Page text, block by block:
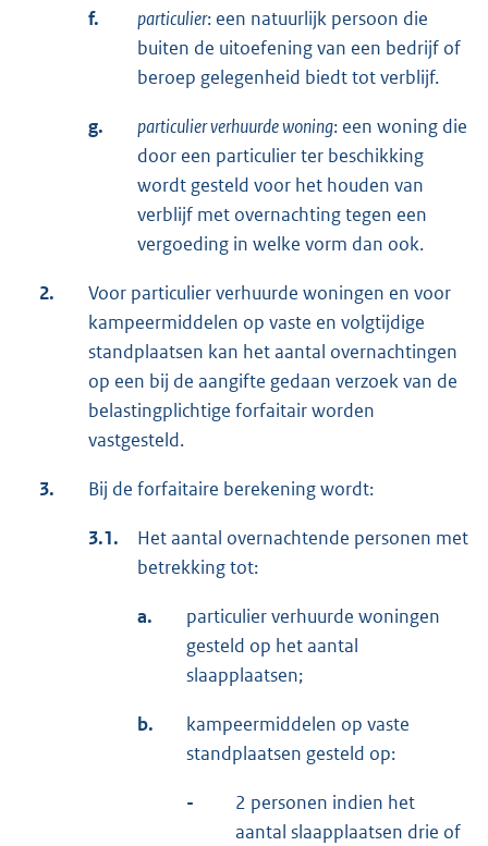
f. particulier: een natuurlijk persoon die
buiten de uitoefening van een bedrijf of
beroep gelegenheid biedt tot verblijf.
g. particulier verhuurde woning: een woning die
door een particulier ter beschikking
wordt gesteld voor het houden van
verblijf met overnachting tegen een
vergoeding in welke vorm dan ook.
2.
Voor particulier verhuurde woningen en voor
kampeermiddelen op vaste en volgtijdige
standplaatsen kan het aantal overnachtingen
op een bij de aangifte gedaan verzoek van de
belastingplichtige forfaitair worden
vastgesteld.
3. Bij de forfaitaire berekening wordt:
3.1.
Het aantal overnachtende personen met
betrekking tot:
a.
particulier verhuurde woningen
gesteld op het aantal
slaapplaatsen;
b.
kampeermiddelen op vaste
standplaatsen gesteld op:
-
2 personen indien het
aantal slaapplaatsen drie of